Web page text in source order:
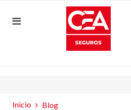
Inicio
Blog